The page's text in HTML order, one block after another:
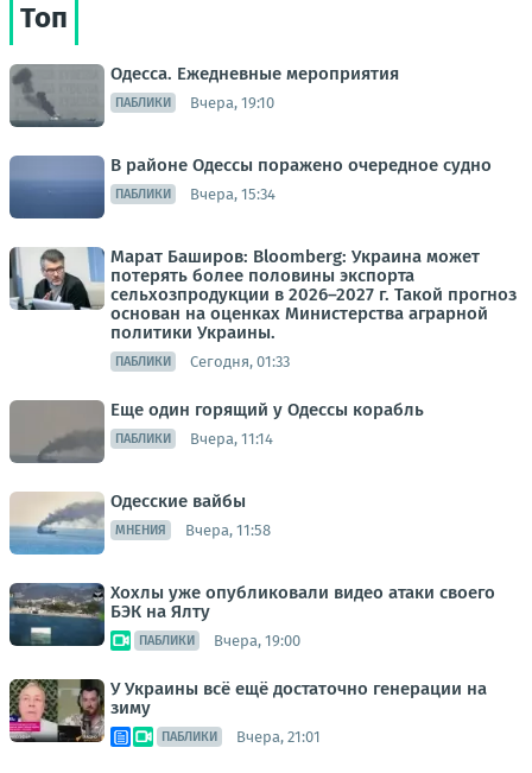
Топ
Одесса. Ежедневные мероприятия
ПАБЛИКИ Вчера, 19:10
В районе Одессы поражено очередное судно
ПАБЛИКИ Вчера, 15:34
Марат Баширов: Bloomberg: Украина может
потерять более половины экспорта
сельхозпродукции в 2026–2027 г. Такой прогноз
основан на оценках Министерства аграрной
политики Украины.
ПАБЛИКИ Сегодня, 01:33
Еще один горящий у Одессы корабль
ПАБЛИКИ Вчера, 11:14
Одесские вайбы
МНЕНИЯ Вчера, 11:58
Хохлы уже опубликовали видео атаки своего
БЭК на Ялту
ПАБЛИКИ Вчера, 19:00
У Украины всё ещё достаточно генерации на
зиму
ПАБЛИКИ Вчера, 21:01